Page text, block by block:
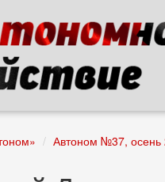
Автоном №37, осень